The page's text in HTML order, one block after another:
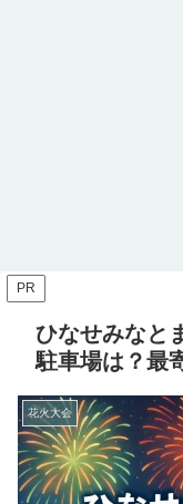
PR
ひなせみなと
駐車場は？最
花火大会